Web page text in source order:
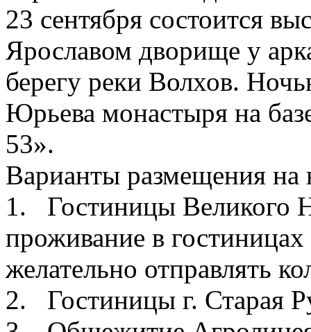
23 сентября состоится
Ярославом дворище у
берегу реки Волхов.
Юрьева монастыря на
53».
Варианты размещения на
1. Гостиницы Великого
проживание в
желательно отправлять
2. Гостиницы г. Старая